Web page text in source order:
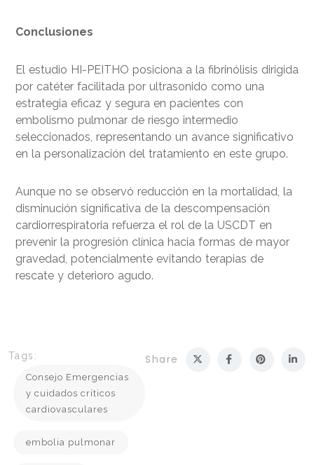
Conclusiones
El estudio HI-PEITHO posiciona a la fibrinólisis dirigida
por catéter facilitada por ultrasonido como una
estrategia eficaz y segura en pacientes con
embolismo pulmonar de riesgo intermedio
seleccionados, representando un avance significativo
en la personalización del tratamiento en este grupo.
Aunque no se observó reducción en la mortalidad, la
disminución significativa de la descompensación
cardiorrespiratoria refuerza el rol de la USCDT en
prevenir la progresión clínica hacia formas de mayor
gravedad, potencialmente evitando terapias de
rescate y deterioro agudo.
Tags:
Consejo Emergencias
y cuidados críticos
cardiovasculares
embolia pulmonar
Share